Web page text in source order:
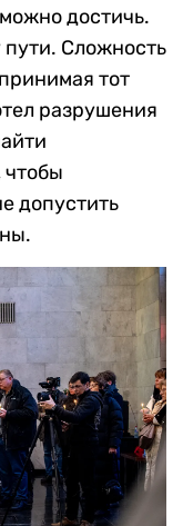
достичь.
пути. Сложность
тот
разрушения
чтобы
допустить